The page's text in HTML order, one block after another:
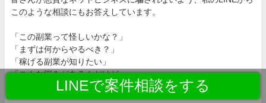
このような相談にもお答えしています。
「この副業って怪しいかな？」
「まずは何からやるべき？」
「稼げる副業が知りたい」
「こんな悩みがあるんだけど..」
LINEで案件相談をする